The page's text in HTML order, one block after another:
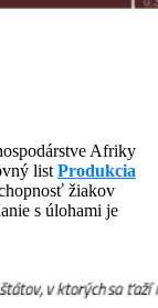
Afriky
list Produkcia
žiakov
s úlohami je